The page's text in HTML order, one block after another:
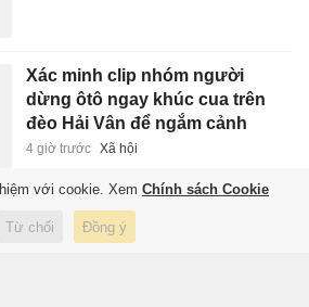
Xác minh clip nhóm người
dừng ôtô ngay khúc cua trên
đèo Hải Vân để ngắm cảnh
4 giờ trước Xã hội
Ám ảnh tâm lý mang tên ly hôn
4 giờ trước Sách hay
với cookie. Xem Chính sách Cookie
Từ chối Đồng ý